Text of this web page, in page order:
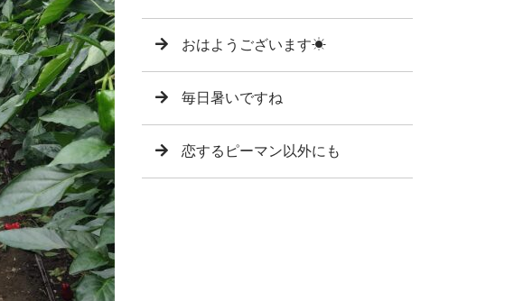
おはようございます☀
毎日暑いですね
恋するピーマン以外にも